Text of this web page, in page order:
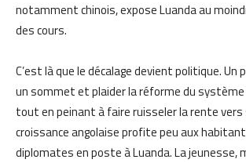
notamment chinois, expose Luanda au
des cours.
C’est là que le décalage devient politique. Un
un sommet et plaider la réforme du
tout en peinant à faire ruisseler la rente vers
croissance angolaise profite peu aux
diplomates en poste à Luanda. La jeunesse,